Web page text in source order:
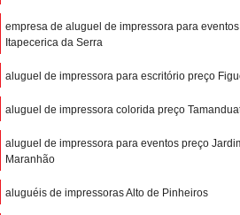
empresa de aluguel de impressora para eventos
Itapecerica da Serra
aluguel de impressora para escritório preço
aluguel de impressora colorida preço
aluguel de impressora para eventos preço
Maranhão
aluguéis de impressoras Alto de Pinheiros